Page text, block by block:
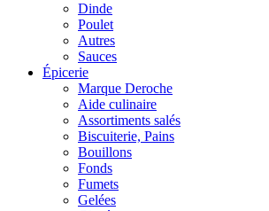
Dinde
Poulet
Autres
Sauces
Épicerie
Marque Deroche
Aide culinaire
Assortiments salés
Biscuiterie, Pains
Bouillons
Fonds
Fumets
Gelées